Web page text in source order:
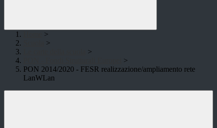
>
>
>
>
PON 2014/2020 - FESR realizzazione/ampliamento rete
LanWLan